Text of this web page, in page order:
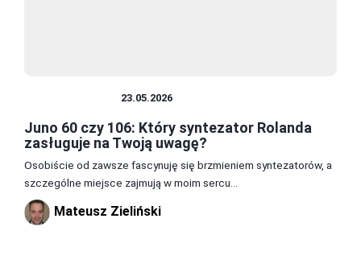
23.05.2026
Juno 60 czy 106: Który syntezator Rolanda
zasługuje na Twoją uwagę?
Osobiście od zawsze fascynuję się brzmieniem syntezatorów, a
szczególne miejsce zajmują w moim sercu...
Mateusz Zieliński